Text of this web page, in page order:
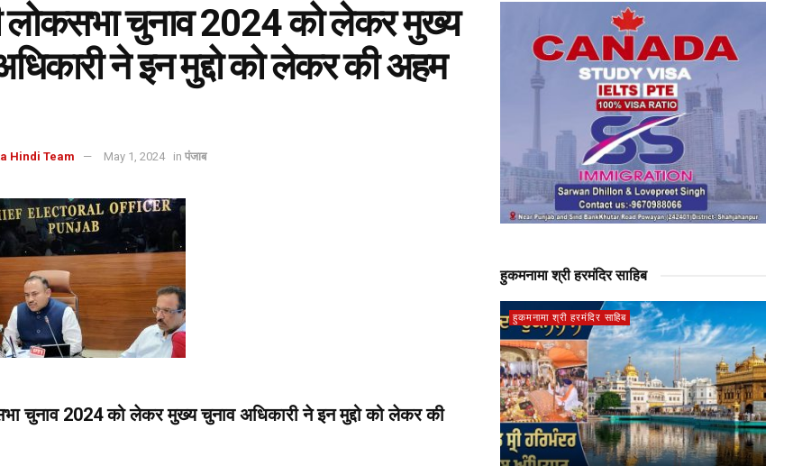
लोकसभा चुनाव 2024 को लेकर मुख्य
ने इन मुद्दो को लेकर की अहम
Hindi Team May 1, 2024 in पंजाब
चुनाव 2024 को लेकर मुख्य चुनाव अधिकारी ने इन मुद्दो को लेकर की
हुकमनामा श्री हरमंदिर साहिब
हुकमनामा श्री हरमंदिर साहिब